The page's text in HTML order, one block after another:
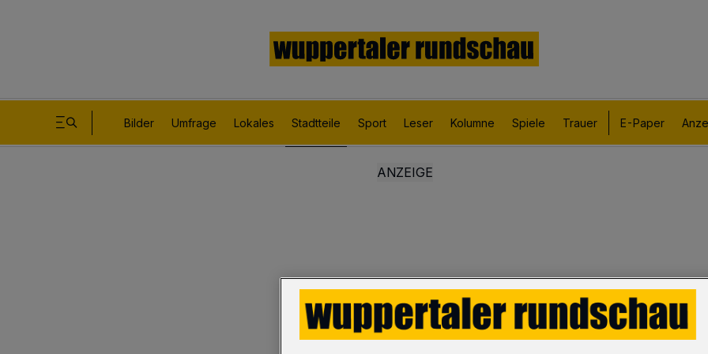
Bilder Umfrage Lokales Stadtteile Sport Leser Kolumne Spiele Trauer E-Paper